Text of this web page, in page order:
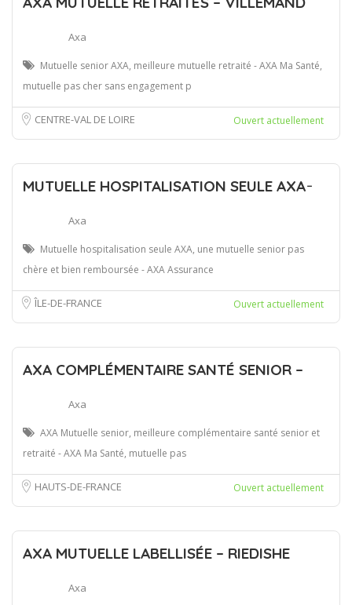
Axa
Mutuelle senior AXA, meilleure mutuelle retraité - AXA Ma Santé,
mutuelle pas cher sans engagement p
CENTRE-VAL DE LOIRE Ouvert actuellement
MUTUELLE HOSPITALISATION SEULE AXA ̵
Axa
Mutuelle hospitalisation seule AXA, une mutuelle senior pas
chère et bien remboursée - AXA Assurance
ÎLE-DE-FRANCE Ouvert actuellement
AXA COMPLÉMENTAIRE SANTÉ SENIOR –
Axa
AXA Mutuelle senior, meilleure complémentaire santé senior et
retraité - AXA Ma Santé, mutuelle pas
HAUTS-DE-FRANCE Ouvert actuellement
AXA MUTUELLE LABELLISÉE – RIEDISHE
Axa